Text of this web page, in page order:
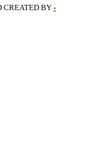
CREATED BY -